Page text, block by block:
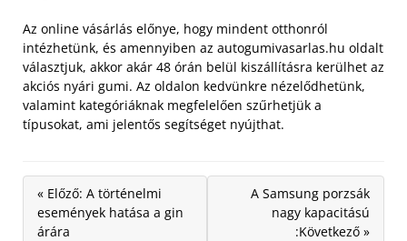
Az online vásárlás előnye, hogy mindent otthonról
intézhetünk, és amennyiben az autogumivasarlas.hu oldalt
választjuk, akkor akár 48 órán belül kiszállításra kerülhet az
akciós nyári gumi. Az oldalon kedvünkre nézelődhetünk,
valamint kategóriáknak megfelelően szűrhetjük a
típusokat, ami jelentős segítséget nyújthat.
« Előző: A történelmi
események hatása a gin
árára
A Samsung porzsák
nagy kapacitású
:Következő »